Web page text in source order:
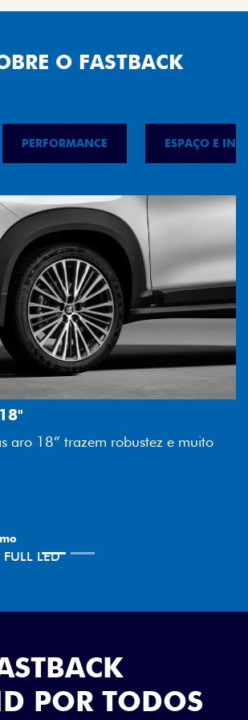
O FASTBACK
PERFORMANCE ESPAÇO E
muito
FAROL FULL LED
Tecnologia dos faróis
economia para você.
POR TODOS